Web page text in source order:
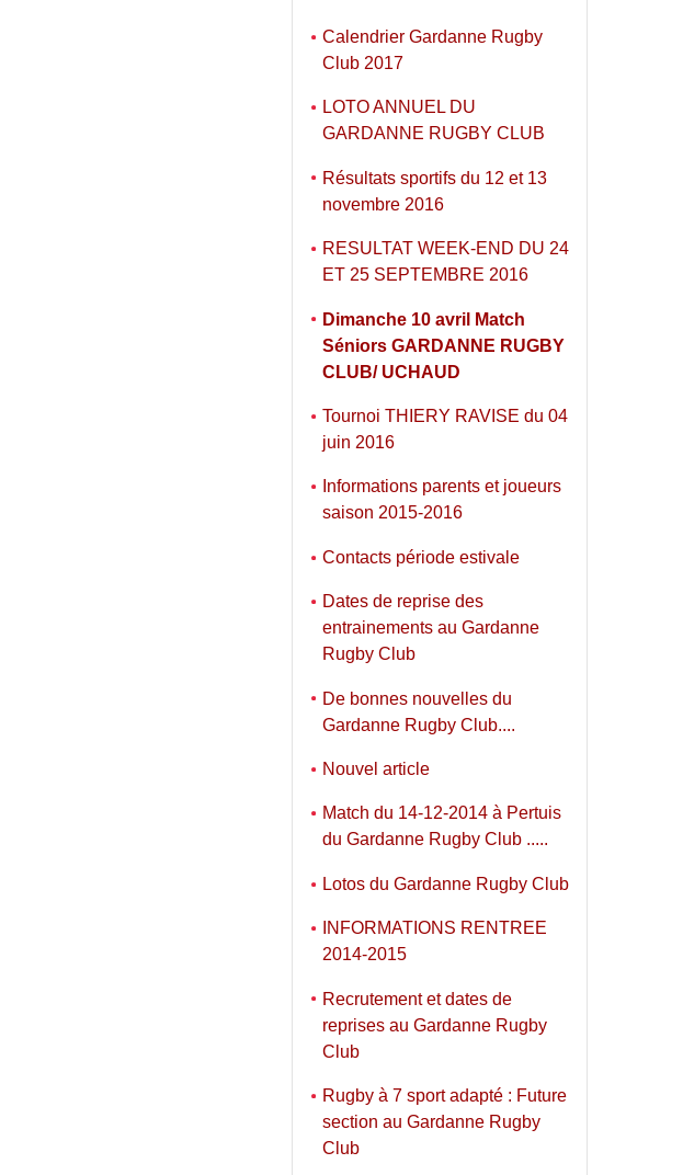
Calendrier Gardanne Rugby
Club 2017
LOTO ANNUEL DU
GARDANNE RUGBY CLUB
Résultats sportifs du 12 et 13
novembre 2016
RESULTAT WEEK-END DU 24
ET 25 SEPTEMBRE 2016
Dimanche 10 avril Match
Séniors GARDANNE RUGBY
CLUB/ UCHAUD
Tournoi THIERY RAVISE du 04
juin 2016
Informations parents et joueurs
saison 2015-2016
Contacts période estivale
Dates de reprise des
entrainements au Gardanne
Rugby Club
De bonnes nouvelles du
Gardanne Rugby Club....
Nouvel article
Match du 14-12-2014 à Pertuis
du Gardanne Rugby Club .....
Lotos du Gardanne Rugby Club
INFORMATIONS RENTREE
2014-2015
Recrutement et dates de
reprises au Gardanne Rugby
Club
Rugby à 7 sport adapté : Future
section au Gardanne Rugby
Club